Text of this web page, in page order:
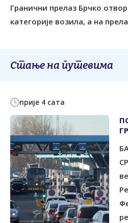
Гранични прелаз Брчко
категорије возила, а на
Стање на путевима
прије 4 сата